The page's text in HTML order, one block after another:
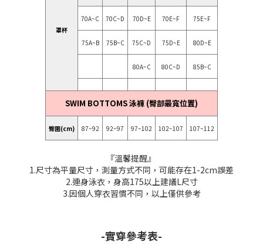
罩杯
70A~C 70C~D 70D~E 70E~F 75E~F
75A~B 75B~C 75C~D 75D~E 80D~E
80A~C 80C~D 85B~C
SWIM BOTTOMS 泳褲 (臀部最寬位置)
臀圍(cm) 87~92 92~97 97~102 102~107 107~112
『溫馨提醒』
1.尺寸為平量尺寸，測量方式不同，可能存在1-2cm誤差
2.連身泳衣，身高175以上建議L尺寸
3.因個人穿衣習慣不同，以上僅供參考
-實穿參考表-